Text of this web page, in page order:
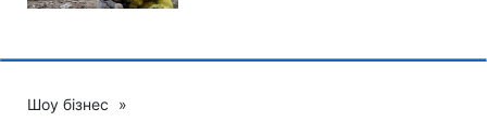
Шоу бізнес »